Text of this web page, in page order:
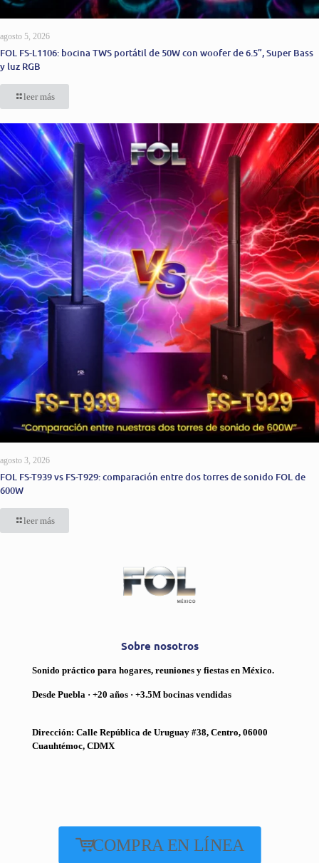
agosto 5, 2026
FOL FS-L1106: bocina TWS portátil de 50W con woofer de 6.5”, Super Bass
y luz RGB
leer más
agosto 3, 2026
FOL FS-T939 vs FS-T929: comparación entre dos torres de sonido FOL de
600W
leer más
Sobre nosotros
Sonido práctico para hogares, reuniones y fiestas en México.
Desde Puebla · +20 años · +3.5M bocinas vendidas
Dirección: Calle República de Uruguay #38, Centro, 06000
Cuauhtémoc, CDMX
COMPRA EN LÍNEA